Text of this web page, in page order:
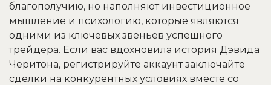
благополучию, но наполняют инвестиционное
мышление и психологию, которые являются
одними из ключевых звеньев успешного
трейдера. Если вас вдохновила история Дэвида
Черитона, регистрируйте аккаунт заключайте
сделки на конкурентных условиях вместе со